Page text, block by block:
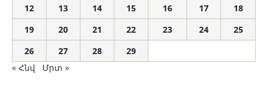
12
13 14 15 16 17
18
19
20 21 22 23 24
25
26
27 28
29
« Հնվ
Մրտ »